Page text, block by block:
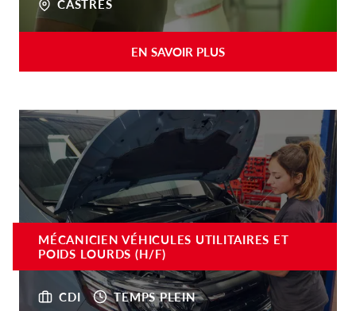
CASTRES
EN SAVOIR PLUS
MÉCANICIEN VÉHICULES UTILITAIRES ET
POIDS LOURDS (H/F)
CDI
TEMPS PLEIN